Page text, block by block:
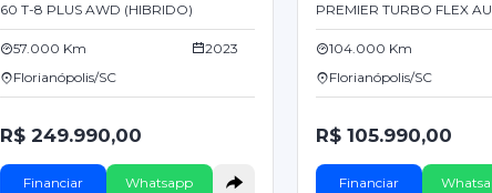
60 T-8 PLUS AWD (HIBRIDO)
57.000 Km
2023
Florianópolis/SC
R$ 249.990,00
Financiar Whatsapp
PREMIER TURBO FLEX
104.000 Km
Florianópolis/SC
R$ 105.990,00
Financiar